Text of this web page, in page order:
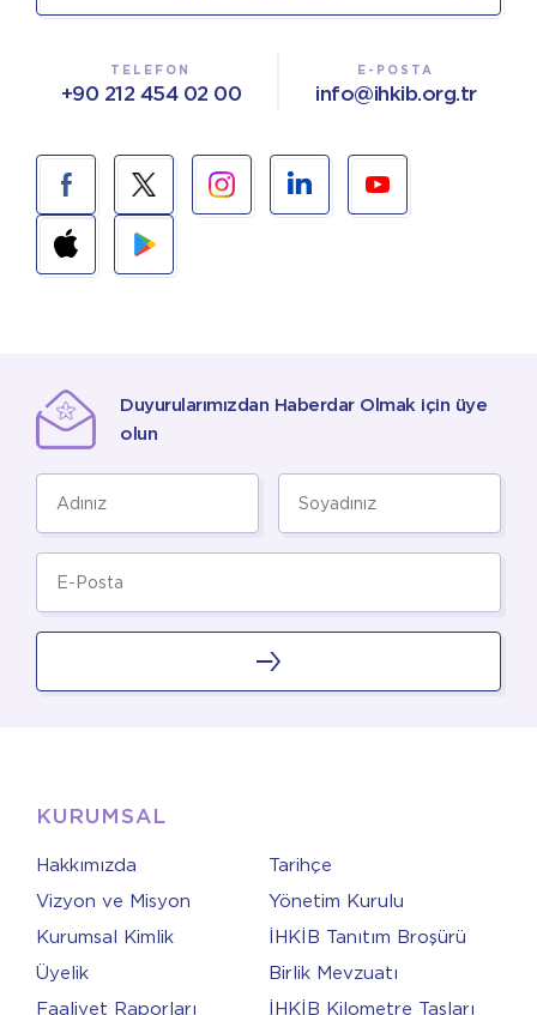
TELEFON
+90 212 454 02 00
E-POSTA
info@ihkib.org.tr
Duyurularımızdan Haberdar Olmak için üye
olun
KURUMSAL
Hakkımızda
Tarihçe
Vizyon ve Misyon
Yönetim Kurulu
Kurumsal Kimlik
İHKİB Tanıtım Broşürü
Üyelik
Birlik Mevzuatı
Faaliyet Raporları
İHKİB Kilometre Taşları